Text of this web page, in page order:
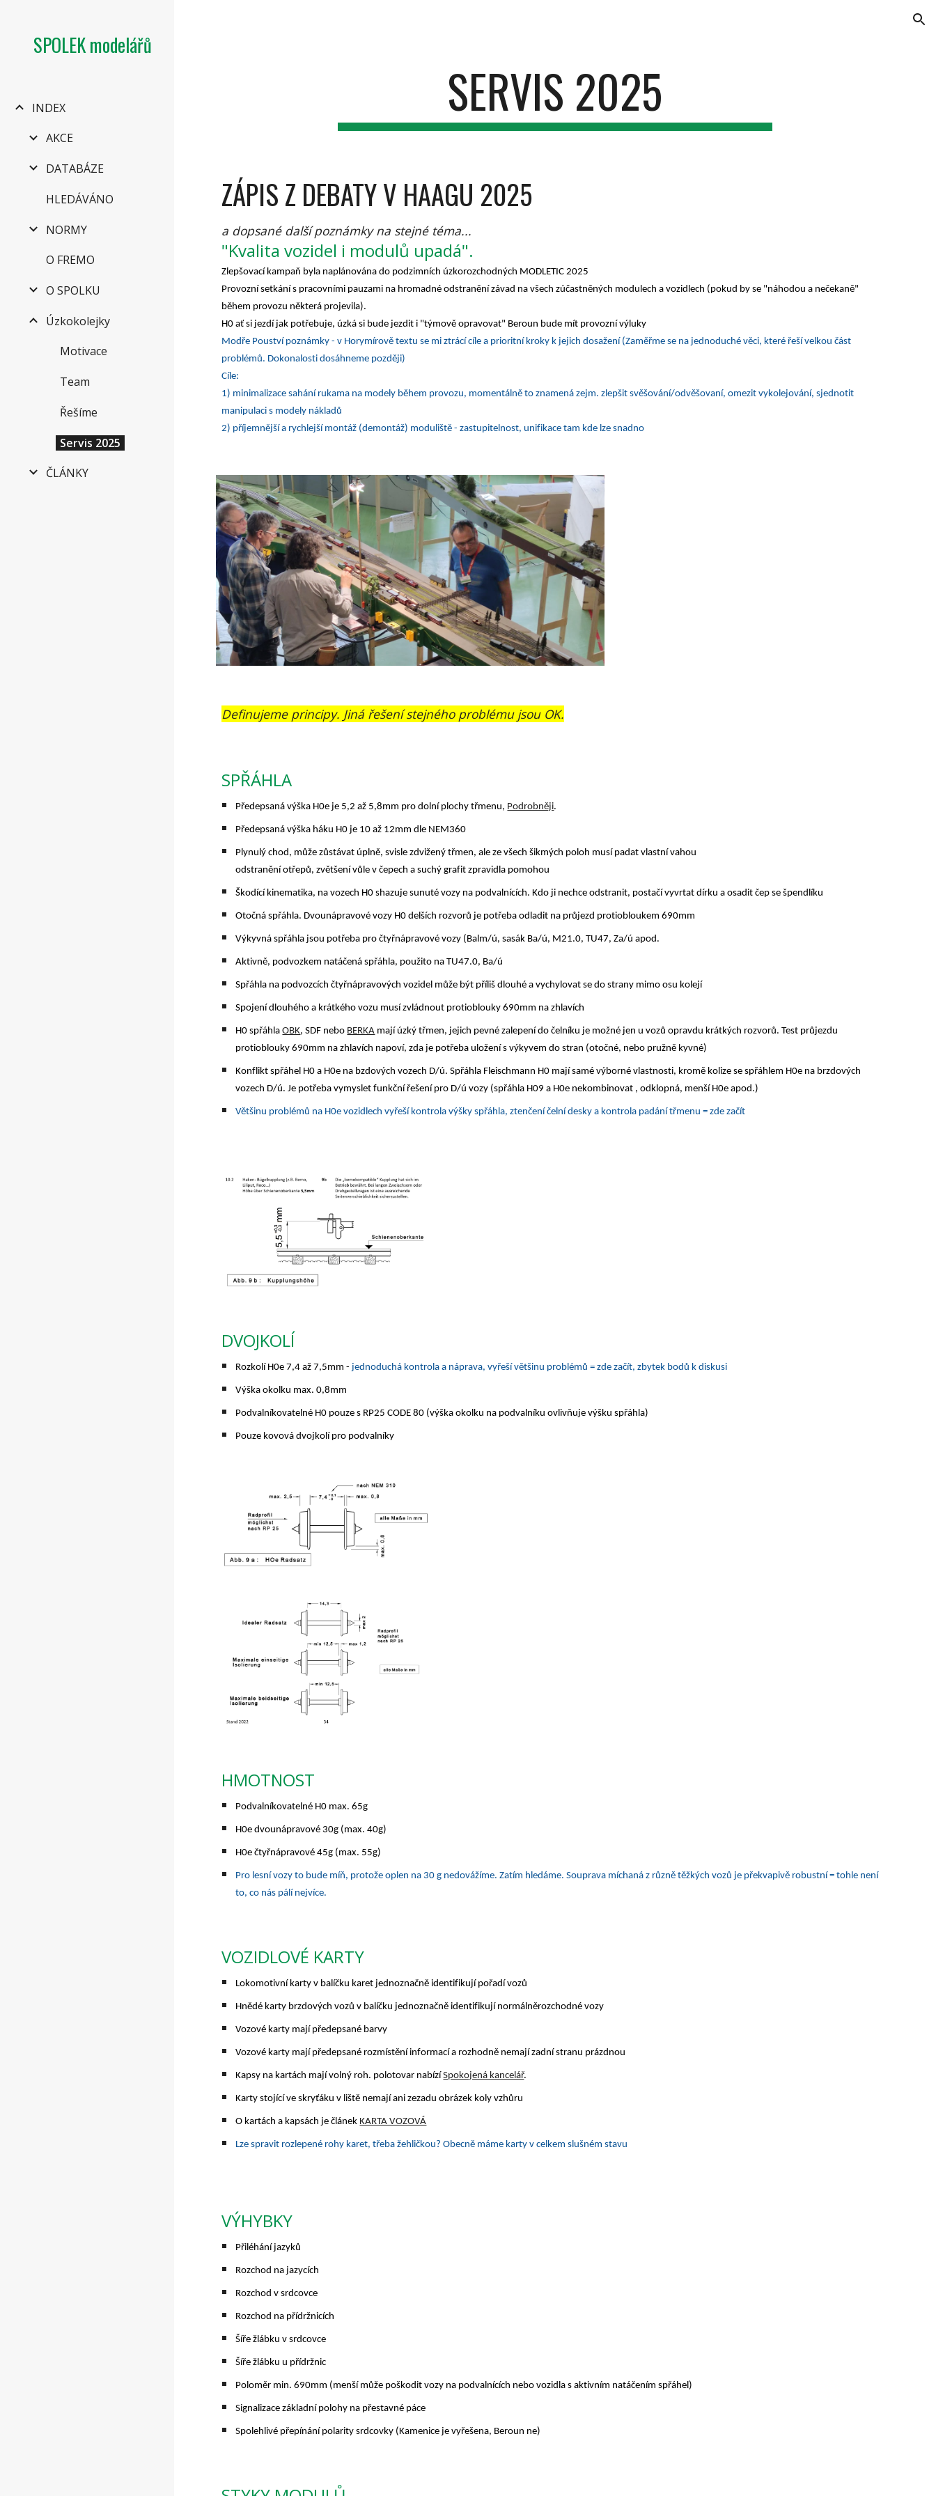
SPOLEK modelářů
INDEX
AKCE
DATABÁZE
HLEDÁVÁNO
NORMY
O FREMO
O SPOLKU
Úzkokolejky
Motivace
Team
Řešíme
Servis 2025
ČLÁNKY
SERVIS 2025
ZÁPIS Z DEBATY V HAAGU 2025
a dopsané další poznámky na stejné téma...
"Kvalita vozidel i modulů upadá".
Zlepšovací kampaň byla naplánována do podzimních úzkorozchodných MODLETIC 2025
Provozní setkání s pracovními pauzami na hromadné odstranění závad na všech zúčastněných modulech a vozidlech (pokud by se "náhodou a nečekaně"
během provozu některá projevila).
H0 ať si jezdí jak potřebuje, úzká si bude jezdit i "týmově opravovat" Beroun bude mít provozní výluky
Modře Pouství poznámky - v Horymírově textu se mi ztrácí cíle a prioritní kroky k jejich dosažení (Zaměřme se na jednoduché věci, které řeší velkou část
problémů. Dokonalosti dosáhneme později)
Cíle:
1) minimalizace sahání rukama na modely během provozu, momentálně to znamená zejm. zlepšit svěšování/odvěšovaní, omezit vykolejování, sjednotit
manipulaci s modely nákladů
2) příjemnější a rychlejší montáž (demontáž) moduliště - zastupitelnost, unifikace tam kde lze snadno
Definujeme principy. Jiná řešení stejného problému jsou OK.
SPŘÁHLA
Předepsaná výška H0e je 5,2 až 5,8mm pro dolní plochy třmenu, Podrobněji.
Předepsaná výška háku H0 je 10 až 12mm dle NEM360
Plynulý chod, může zůstávat úplně, svisle zdvižený třmen, ale ze všech šikmých poloh musí padat vlastní vahou
odstranění otřepů, zvětšení vůle v čepech a suchý grafit zpravidla pomohou
Škodící kinematika, na vozech H0 shazuje sunuté vozy na podvalnících. Kdo ji nechce odstranit, postačí vyvrtat dírku a osadit čep se špendlíku
Otočná spřáhla. Dvounápravové vozy H0 delších rozvorů je potřeba odladit na průjezd protiobloukem 690mm
Výkyvná spřáhla jsou potřeba pro čtyřnápravové vozy (Balm/ú, sasák Ba/ú, M21.0, TU47, Za/ú apod.
Aktivně, podvozkem natáčená spřáhla, použito na TU47.0, Ba/ú
Spřáhla na podvozcích čtyřnápravových vozidel může být příliš dlouhé a vychylovat se do strany mimo osu kolejí
Spojení dlouhého a krátkého vozu musí zvládnout protioblouky 690mm na zhlavích
H0 spřáhla OBK, SDF nebo BERKA mají úzký třmen, jejich pevné zalepení do čelníku je možné jen u vozů opravdu krátkých rozvorů. Test průjezdu
protioblouky 690mm na zhlavích napoví, zda je potřeba uložení s výkyvem do stran (otočné, nebo pružně kyvné)
Konflikt spřáhel H0 a H0e na bzdových vozech D/ú. Spřáhla Fleischmann H0 mají samé výborné vlastnosti, kromě kolize se spřáhlem H0e na brzdových
vozech D/ú. Je potřeba vymyslet funkční řešení pro D/ú vozy (spřáhla H09 a H0e nekombinovat , odklopná, menší H0e apod.)
Většinu problémů na H0e vozidlech vyřeší kontrola výšky spřáhla, ztenčení čelní desky a kontrola padání třmenu = zde začít
DVOJKOLÍ
Rozkolí H0e 7,4 až 7,5mm - jednoduchá kontrola a náprava, vyřeší většinu problémů = zde začít, zbytek bodů k diskusi
Výška okolku max. 0,8mm
Podvalníkovatelné H0 pouze s RP25 CODE 80 (výška okolku na podvalníku ovlivňuje výšku spřáhla)
Pouze kovová dvojkolí pro podvalníky
HMOTNOST
Podvalníkovatelné H0 max. 65g
H0e dvounápravové 30g (max. 40g)
H0e čtyřnápravové 45g (max. 55g)
Pro lesní vozy to bude míň, protože oplen na 30 g nedovážíme. Zatím hledáme. Souprava míchaná z různě těžkých vozů je překvapivě robustní = tohle není
to, co nás pálí nejvíce.
VOZIDLOVÉ KARTY
Lokomotivní karty v balíčku karet jednoznačně identifikují pořadí vozů
Hnědé karty brzdových vozů v balíčku jednoznačně identifikují normálněrozchodné vozy
Vozové karty mají předepsané barvy
Vozové karty mají předepsané rozmístění informací a rozhodně nemají zadní stranu prázdnou
Kapsy na kartách mají volný roh. polotovar nabízíSpokojená kancelář.
Karty stojící ve skryťáku v liště nemají ani zezadu obrázek koly vzhůru
O kartách a kapsách je článek KARTA VOZOVÁ
Lze spravit rozlepené rohy karet, třeba žehličkou? Obecně máme karty v celkem slušném stavu
VÝHYBKY
Přiléhání jazyků
Rozchod na jazycích
Rozchod v srdcovce
Rozchod na přídržnicích
Šíře žlábku v srdcovce
Šíře žlábku u přídržnic
Poloměr min. 690mm (menší může poškodit vozy na podvalnících nebo vozidla s aktivním natáčením spřáhel)
Signalizace základní polohy na přestavné páce
Spolehlivé přepínání polarity srdcovky (Kamenice je vyřešena, Beroun ne)